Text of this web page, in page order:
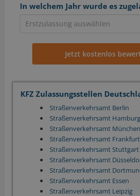
In welchem Jahr wurde es
Jetzt kostenlos
KFZ Zulassungsstellen
Straßenverkehrsamt Berlin
Straßenverkehrsamt Hamburg
Straßenverkehrsamt München
Straßenverkehrsamt Frankfurt
Straßenverkehrsamt Stuttgart
Straßenverkehrsamt
Straßenverkehrsamt
Straßenverkehrsamt Essen
Straßenverkehrsamt Leipzig